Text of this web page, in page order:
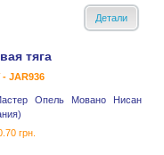
Детали
тяга
- JAR936
Опель Мовано Нисан
грн.